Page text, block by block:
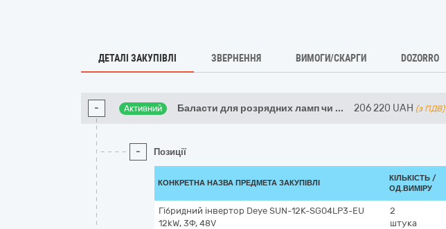
ДЕТАЛІ ЗАКУПІВЛІ ЗВЕРНЕННЯ ВИМОГИ/СКАРГИ DOZORRO
- Активний Баласти для розрядних ламп чи ... 206 220 UAH (з ПДВ)
- Позиції
КОНКРЕТНА НАЗВА ПРЕДМЕТА ЗАКУПІВЛІ
КІЛЬКІСТЬ /
ОД.ВИМІРУ
Гібридний інвертор Deye SUN-12K-SG04LP3-EU
12kW, 3Ф, 48V
2
штука